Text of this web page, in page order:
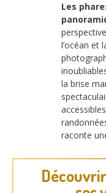
Les
l’océan et
la brise
raconte